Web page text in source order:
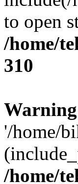
to open
/home/
310
Warning
'/home/
/home/